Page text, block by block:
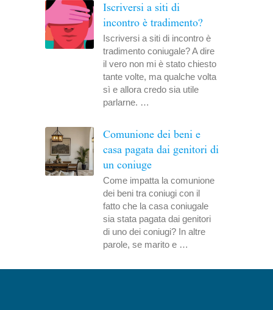
Iscriversi a siti di
incontro è tradimento?
Iscriversi a siti di incontro è
tradimento coniugale? A dire
il vero non mi è stato chiesto
tante volte, ma qualche volta
sì e allora credo sia utile
parlarne. …
Comunione dei beni e
casa pagata dai genitori di
un coniuge
Come impatta la comunione
dei beni tra coniugi con il
fatto che la casa coniugale
sia stata pagata dai genitori
di uno dei coniugi? In altre
parole, se marito e …